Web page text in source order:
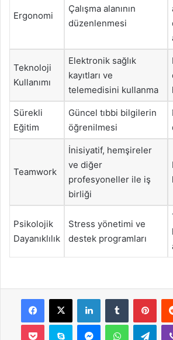
Ergonomi
Çalışma alanının
düzenlenmesi
Teknoloji
Kullanımı
Elektronik sağlık
kayıtları ve
telemedisini kullanma
Sürekli
Eğitim
Güncel tıbbi bilgilerin
öğrenilmesi
Teamwork
İnisiyatif, hemşireler
ve diğer
profesyoneller ile iş
birliği
Psikolojik
Dayanıklılık
Stress yönetimi ve
destek programları
Facebook
X LinkedInTumblr
Pocket Skype MessengerWhatsApp